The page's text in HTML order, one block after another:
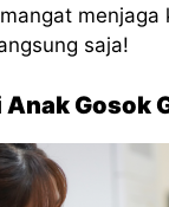
menjaga
saja!
Gosok